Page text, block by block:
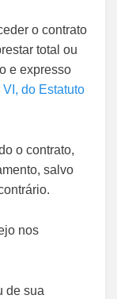
o contrato
total ou
e expresso
VI, do Estatuto
o contrato,
salvo
nos
de sua